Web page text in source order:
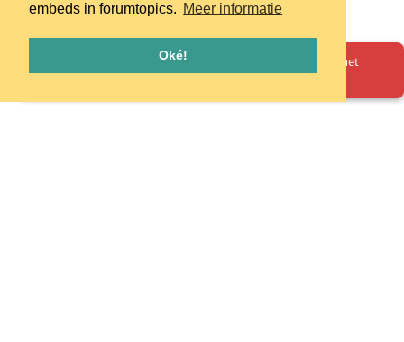
embeds in forumtopics. Meer informatie
Oké!
Oeps! Er is iets misgegaan. Herlaad de pagina en probeer het
opnieuw.